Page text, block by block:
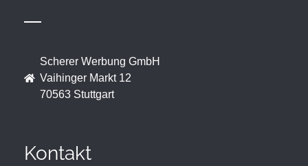
Scherer Werbung GmbH
Vaihinger Markt 12
70563 Stuttgart
Kontakt